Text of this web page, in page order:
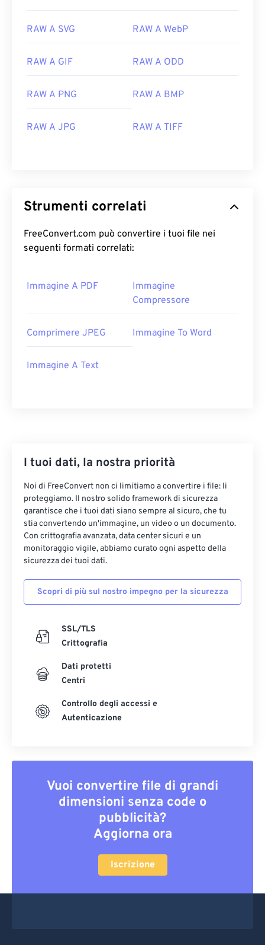
RAW A SVG RAW A WebP
RAW A GIF RAW A ODD
RAW A PNG RAW A BMP
RAW A JPG RAW A TIFF
Strumenti correlati
FreeConvert.com può convertire i tuoi file nei
seguenti formati correlati:
Immagine A PDF
Immagine
Compressore
Comprimere JPEG Immagine To Word
Immagine A Text
I tuoi dati, la nostra priorità
Noi di FreeConvert non ci limitiamo a convertire i file: li
proteggiamo. Il nostro solido framework di sicurezza
garantisce che i tuoi dati siano sempre al sicuro, che tu
stia convertendo un'immagine, un video o un documento.
Con crittografia avanzata, data center sicuri e un
monitoraggio vigile, abbiamo curato ogni aspetto della
sicurezza dei tuoi dati.
Scopri di più sul nostro impegno per la sicurezza
SSL/TLS
Crittografia
Dati protetti
Centri
Controllo degli accessi e
Autenticazione
Vuoi convertire file di grandi
dimensioni senza code o
pubblicità?
Aggiorna ora
Iscrizione